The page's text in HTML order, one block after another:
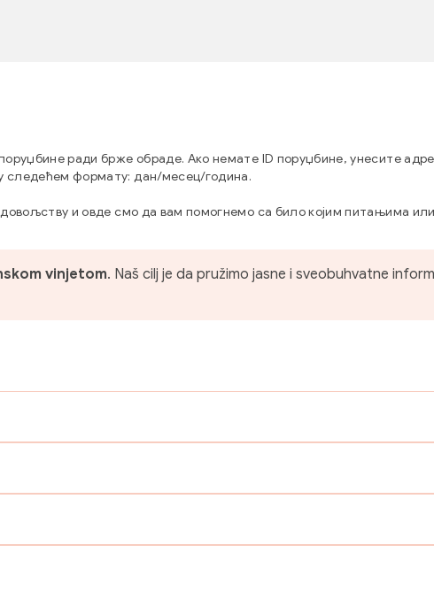
ради брже обраде. Ако немате ID поруџбине, унесите
следећем формату: дан/месец/година.
и овде смо да вам помогнемо са било којим питањима
vinjetom. Naš cilj je da pružimo jasne i sveobuhvatne